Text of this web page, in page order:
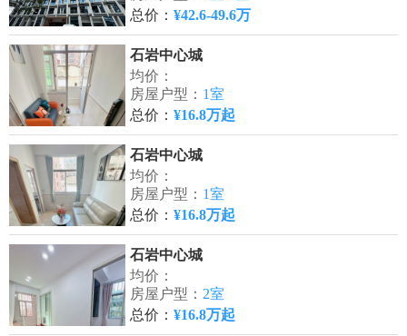
总价：¥42.6-49.6万
石岩中心城
均价：
房屋户型： 1室
总价：¥16.8万起
石岩中心城
均价：
房屋户型： 1室
总价：¥16.8万起
石岩中心城
均价：
房屋户型： 2室
总价：¥16.8万起